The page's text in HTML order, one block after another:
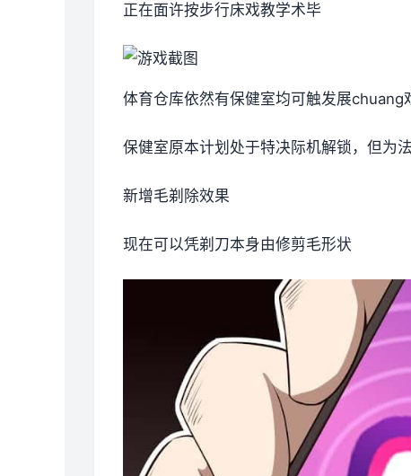
正在面许按步行床戏教学术毕
体育仓库依然有保健室均可触发展chuang
保健室原本计划处于特决际机解锁，但为
新增毛剃除效果
现在可以凭剃刀本身由修剪毛形状